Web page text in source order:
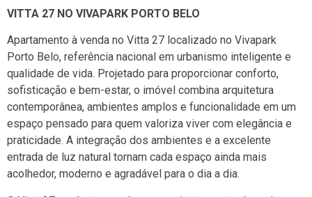
VITTA 27 NO VIVAPARK PORTO BELO
Apartamento à venda no Vitta 27 localizado no Vivapark
Porto Belo, referência nacional em urbanismo inteligente e
qualidade de vida. Projetado para proporcionar conforto,
sofisticação e bem-estar, o imóvel combina arquitetura
contemporânea, ambientes amplos e funcionalidade em um
espaço pensado para quem valoriza viver com elegância e
praticidade. A integração dos ambientes e a excelente
entrada de luz natural tornam cada espaço ainda mais
acolhedor, moderno e agradável para o dia a dia.